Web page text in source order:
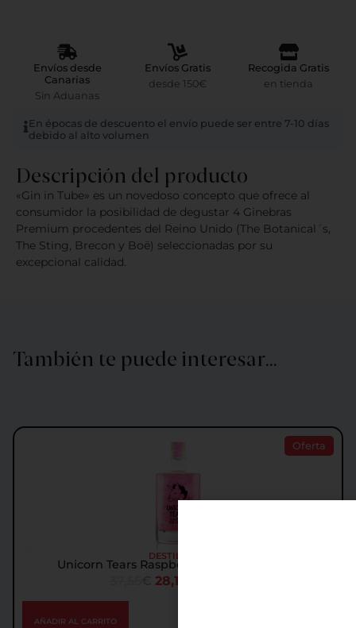
Envíos desde
Canarias
Sin Aduanas
Envíos Gratis
desde 150€
Recogida Gratis
en tienda
En épocas de descuento el envío puede ser entre 7-10 días
debido al alto volumen
Descripción del producto
«Gin in Tube» es un novedoso concepto que ofrece al
consumidor la posibilidad de degustar 4 Ginebras
Premium procedentes del Reino Unido (The Botanical´s,
The Sting, Brecon y Boë) seleccionadas por su
excepcional calidad.
También te puede interesar…
Oferta
DESTILADOS
Unicorn Tears Raspberry Licor de Ginebra
28,18
AÑADIR AL CARRITO